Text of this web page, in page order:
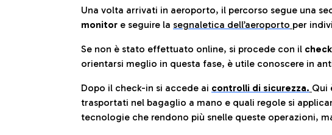
Una volta arrivati in aeroporto, il percorso segue una
monitor e seguire la segnaletica dell’aeroporto per
Se non è stato effettuato online, si procede con il
orientarsi meglio in questa fase, è utile conoscere in
Dopo il check-in si accede ai controlli di sicurezza. Qui
trasportati nel bagaglio a mano e quali regole si
tecnologie che rendono più snelle queste operazioni,